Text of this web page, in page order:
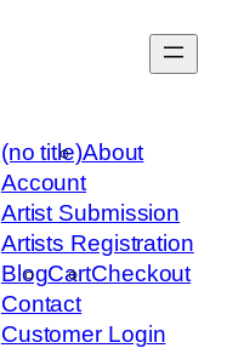
(no title)About
Account
Artist Submission
Artists Registration
BlogCartCheckout
Contact
Customer Login